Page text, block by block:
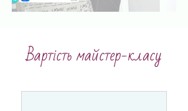
Вартість майстер-класу